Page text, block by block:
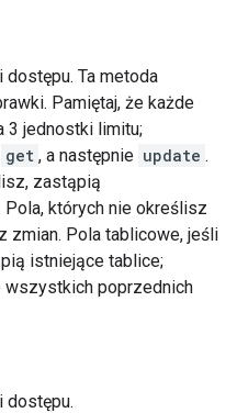
dostępu. Ta metoda
Pamiętaj, że każde
3 jednostki limitu;
get , a następnie update .
zastąpią
których nie określisz
zmian. Pola tablicowe, jeśli
istniejące tablice;
wszystkich poprzednich
dostępu.